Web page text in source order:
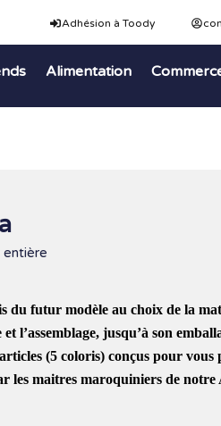
Adhésion à Toody
Alimentation
entière
du futur modèle au choix de la
et l’assemblage, jusqu’à son
(5 coloris) conçus pour vous
les maitres maroquiniers de